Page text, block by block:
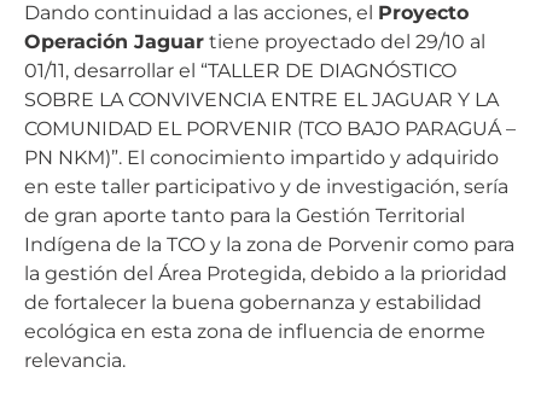
Dando continuidad a las acciones, el Proyecto
Operación Jaguar tiene proyectado del 29/10 al
01/11, desarrollar el “TALLER DE DIAGNÓSTICO
SOBRE LA CONVIVENCIA ENTRE EL JAGUAR Y LA
COMUNIDAD EL PORVENIR (TCO BAJO PARAGUÁ –
PN NKM)”. El conocimiento impartido y adquirido
en este taller participativo y de investigación, sería
de gran aporte tanto para la Gestión Territorial
Indígena de la TCO y la zona de Porvenir como para
la gestión del Área Protegida, debido a la prioridad
de fortalecer la buena gobernanza y estabilidad
ecológica en esta zona de influencia de enorme
relevancia.